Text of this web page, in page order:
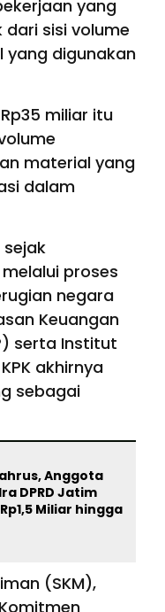
yang
sisi volume
digunakan
miliar itu
material yang
dalam
sejak
proses
negara
Keuangan
serta Institut
akhirnya
sebagai
Anggota
DPRD Jatim
Miliar hingga
(SKM),